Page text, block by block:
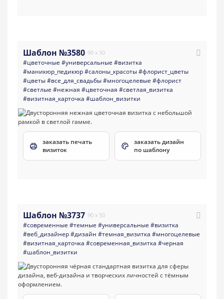
Шаблон №3580 90 x 50
#цветочные #универсальные #визитка
#маникюр_педикюр#салоны_красоты#флорист_цветы
#цветы#все_для_свадьбы#многоцелевые #флорист
#светлые #нежная #цветочная #светлая_визитка
#визитная_карточка #шаблон_визитки
заказать печать
визиток
заказать дизайн
по шаблону
Шаблон №3737 90 x 50
#современные #темные #универсальные #визитка
#веб_дизайнер#дизайн #темная_визитка #многоцелевые
#визитная_карточка #современная_визитка #черная
#шаблон_визитки